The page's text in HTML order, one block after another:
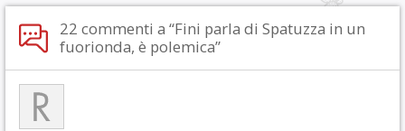
22 commenti a “Fini parla di Spatuzza in un
fuorionda, è polemica”